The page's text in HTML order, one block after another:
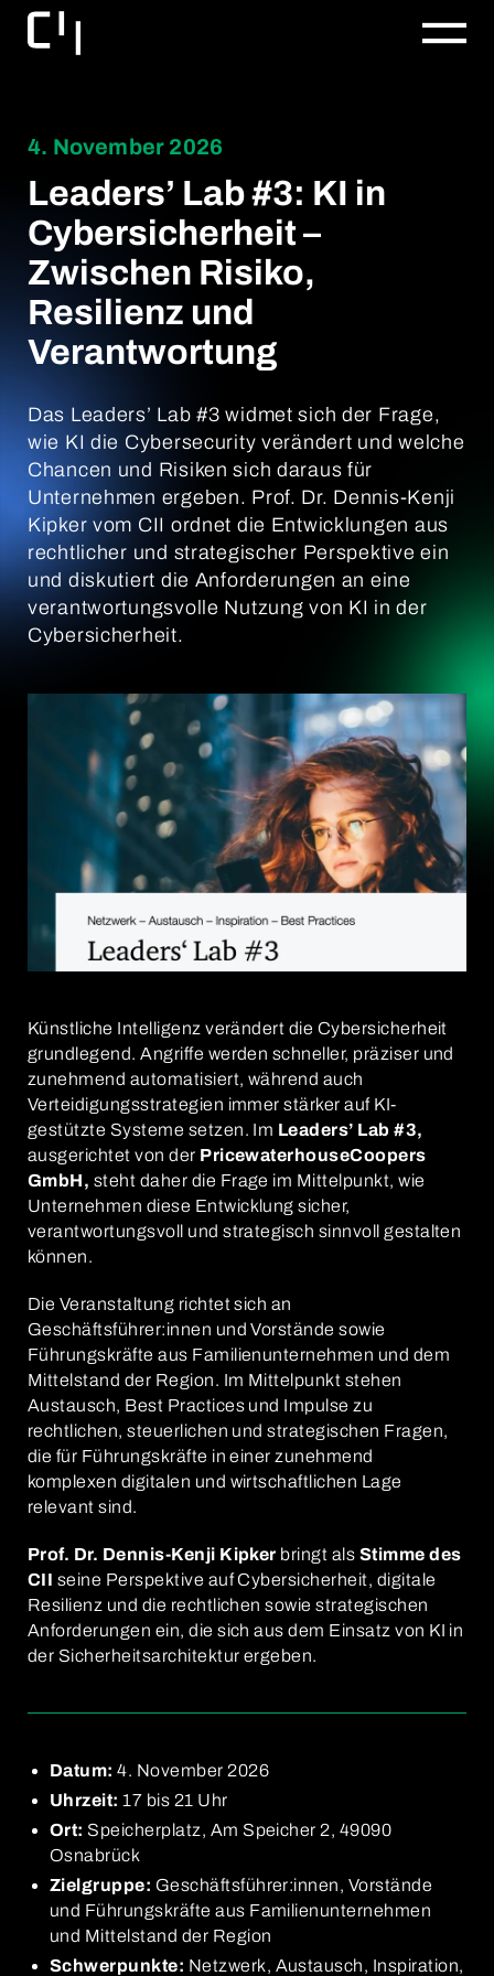
4. November 2026
Leaders’ Lab #3: KI in
Cybersicherheit –
Zwischen Risiko,
Resilienz und
Verantwortung
Das Leaders’ Lab #3 widmet sich der Frage,
wie KI die Cybersecurity verändert und welche
Chancen und Risiken sich daraus für
Unternehmen ergeben. Prof. Dr. Dennis-Kenji
Kipker vom CII ordnet die Entwicklungen aus
rechtlicher und strategischer Perspektive ein
und diskutiert die Anforderungen an eine
verantwortungsvolle Nutzung von KI in der
Cybersicherheit.
Künstliche Intelligenz verändert die Cybersicherheit
grundlegend. Angriffe werden schneller, präziser und
zunehmend automatisiert, während auch
Verteidigungsstrategien immer stärker auf KI-
gestützte Systeme setzen. Im Leaders’ Lab #3,
ausgerichtet von der PricewaterhouseCoopers
GmbH, steht daher die Frage im Mittelpunkt, wie
Unternehmen diese Entwicklung sicher,
verantwortungsvoll und strategisch sinnvoll gestalten
können.
Die Veranstaltung richtet sich an
Geschäftsführer:innen und Vorstände sowie
Führungskräfte aus Familienunternehmen und dem
Mittelstand der Region. Im Mittelpunkt stehen
Austausch, Best Practices und Impulse zu
rechtlichen, steuerlichen und strategischen Fragen,
die für Führungskräfte in einer zunehmend
komplexen digitalen und wirtschaftlichen Lage
relevant sind.
Prof. Dr. Dennis-Kenji Kipker bringt als Stimme des
CII seine Perspektive auf Cybersicherheit, digitale
Resilienz und die rechtlichen sowie strategischen
Anforderungen ein, die sich aus dem Einsatz von KI in
der Sicherheitsarchitektur ergeben.
Datum: 4. November 2026
Uhrzeit: 17 bis 21 Uhr
Ort: Speicherplatz, Am Speicher 2, 49090
Osnabrück
Zielgruppe: Geschäftsführer:innen, Vorstände
und Führungskräfte aus Familienunternehmen
und Mittelstand der Region
Schwerpunkte: Netzwerk, Austausch, Inspiration,